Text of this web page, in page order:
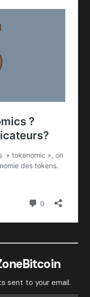
sent to your email.